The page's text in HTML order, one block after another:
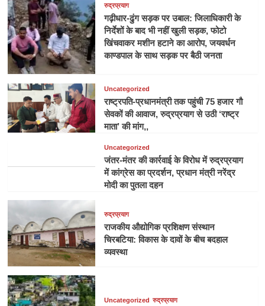
रुद्रप्रयाग
गढ़ीधार-ढुंग सड़क पर उबाल: जिलाधिकारी के
निर्देशों के बाद भी नहीं खुली सड़क, फोटो
खिंचवाकर मशीन हटाने का आरोप, जयवर्धन
काण्डपाल के साथ सड़क पर बैठी जनता
Uncategorized
राष्ट्रपति-प्रधानमंत्री तक पहुंची 75 हजार गौ
सेवकों की आवाज, रुद्रप्रयाग से उठी ‘राष्ट्र
माता’ की मांग,,
Uncategorized
जंतर-मंतर की कार्रवाई के विरोध में रुद्रप्रयाग
में कांग्रेस का प्रदर्शन, प्रधान मंत्री नरेंद्र
मोदी का पुतला दहन
रुद्रप्रयाग
राजकीय औद्योगिक प्रशिक्षण संस्थान
चिरबटिया: विकास के दावों के बीच बदहाल
व्यवस्था
Uncategorized रुद्रप्रयाग